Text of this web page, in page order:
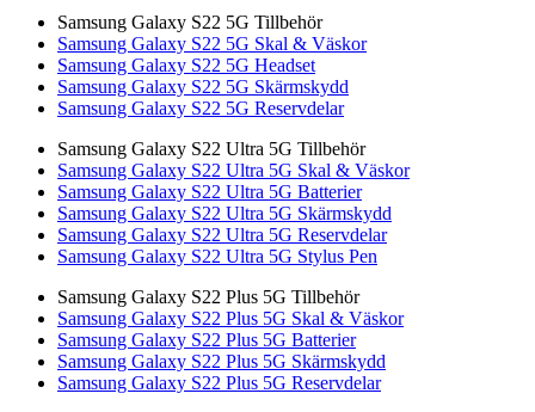
Samsung Galaxy S22 5G Tillbehör
Samsung Galaxy S22 5G Skal & Väskor
Samsung Galaxy S22 5G Headset
Samsung Galaxy S22 5G Skärmskydd
Samsung Galaxy S22 5G Reservdelar
Samsung Galaxy S22 Ultra 5G Tillbehör
Samsung Galaxy S22 Ultra 5G Skal & Väskor
Samsung Galaxy S22 Ultra 5G Batterier
Samsung Galaxy S22 Ultra 5G Skärmskydd
Samsung Galaxy S22 Ultra 5G Reservdelar
Samsung Galaxy S22 Ultra 5G Stylus Pen
Samsung Galaxy S22 Plus 5G Tillbehör
Samsung Galaxy S22 Plus 5G Skal & Väskor
Samsung Galaxy S22 Plus 5G Batterier
Samsung Galaxy S22 Plus 5G Skärmskydd
Samsung Galaxy S22 Plus 5G Reservdelar